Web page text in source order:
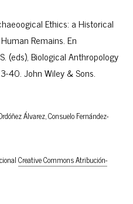
Álvarez, Consuelo Fernández-
Creative Commons Atribución-
Ethics: a Historical
Remains. En
(eds), Biological Anthropology
40. John Wiley & Sons.